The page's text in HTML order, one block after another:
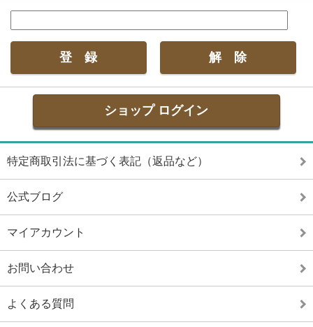
ショップ ログイン
特定商取引法に基づく表記（返品など）
公式ブログ
マイアカウント
お問い合わせ
よくある質問